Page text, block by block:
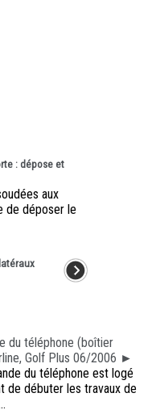
: dépose et
aux
de déposer le
du téléphone (boîtier
Golf Plus 06/2006 ►
du téléphone est logé
de débuter les travaux de